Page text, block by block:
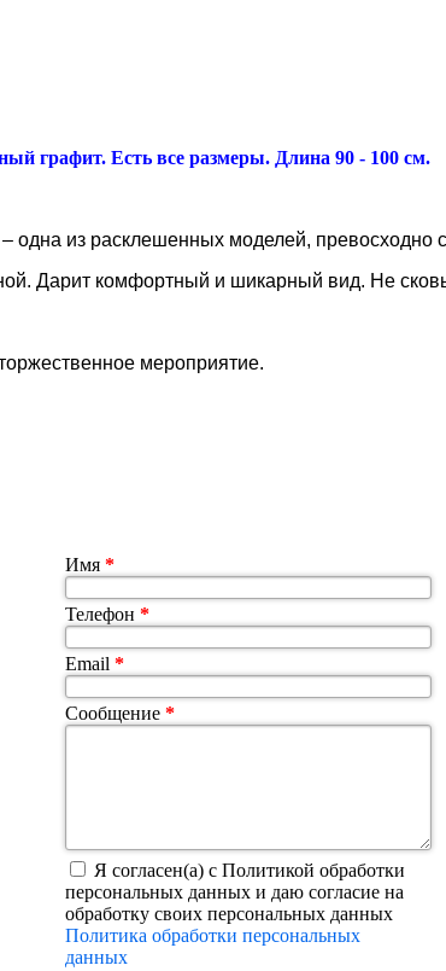
графит. Есть все размеры. Длина 90 - 100 см.
одна из расклешенных моделей,
Дарит комфортный и шикарный вид. Не
мероприятие.
Имя *
Телефон *
Email *
Сообщение *
Я согласен(а) с Политикой обработки
персональных данных и даю согласие на
обработку своих персональных данных
Политика обработки персональных
данных